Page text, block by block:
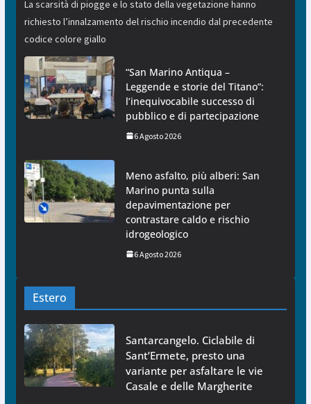
La scarsità di piogge e lo stato della vegetazione hanno
richiesto l’innalzamento del rischio incendio dal precedente
codice colore giallo
“San Marino Antiqua –
Leggende e storie del Titano”:
l’inequivocabile successo di
pubblico e di partecipazione
6 Agosto 2026
Meno asfalto, più alberi: San
Marino punta sulla
depavimentazione per
contrastare caldo e rischio
idrogeologico
6 Agosto 2026
Estero
Santarcangelo. Ciclabile di
Sant’Ermete, presto una
variante per asfaltare le vie
Casale e delle Margherite